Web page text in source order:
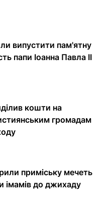
випустити пам'ятну
папи Іоанна Павла II
кошти на
громадам
приміську мечеть
імамів до джихаду